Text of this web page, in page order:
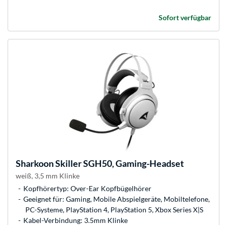
Sofort verfügbar
SharkoonSkiller SGH50, Gaming-Headset
weiß, 3,5 mm Klinke
Kopfhörertyp: Over-Ear Kopfbügelhörer
Geeignet für: Gaming, Mobile Abspielgeräte, Mobiltelefone,
PC-Systeme, PlayStation 4, PlayStation 5, Xbox Series X|S
Kabel-Verbindung: 3.5mm Klinke